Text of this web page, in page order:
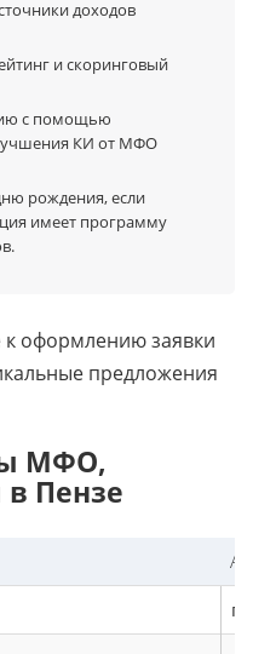
доходов
и скоринговый
с помощью
КИ от МФО
рождения, если
имеет программу
к оформлению заявки
предложения
МФО,
Пензе